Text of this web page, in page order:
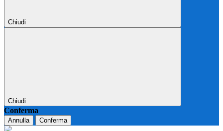
Chiudi
Chiudi
Conferma
Annulla Conferma